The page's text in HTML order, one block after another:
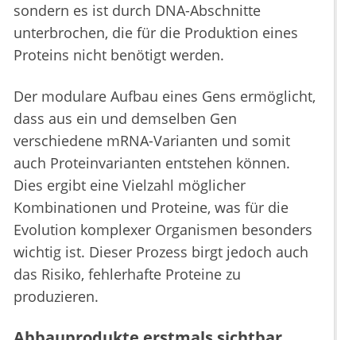
sondern es ist durch DNA-Abschnitte
unterbrochen, die für die Produktion eines
Proteins nicht benötigt werden.
Der modulare Aufbau eines Gens ermöglicht,
dass aus ein und demselben Gen
verschiedene mRNA-Varianten und somit
auch Proteinvarianten entstehen können.
Dies ergibt eine Vielzahl möglicher
Kombinationen und Proteine, was für die
Evolution komplexer Organismen besonders
wichtig ist. Dieser Prozess birgt jedoch auch
das Risiko, fehlerhafte Proteine zu
produzieren.